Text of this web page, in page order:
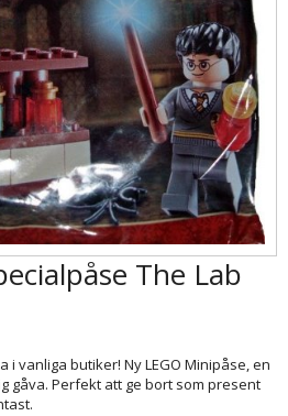
The Lab
i vanliga butiker! Ny LEGO Minipåse, en
gåva. Perfekt att ge bort som present